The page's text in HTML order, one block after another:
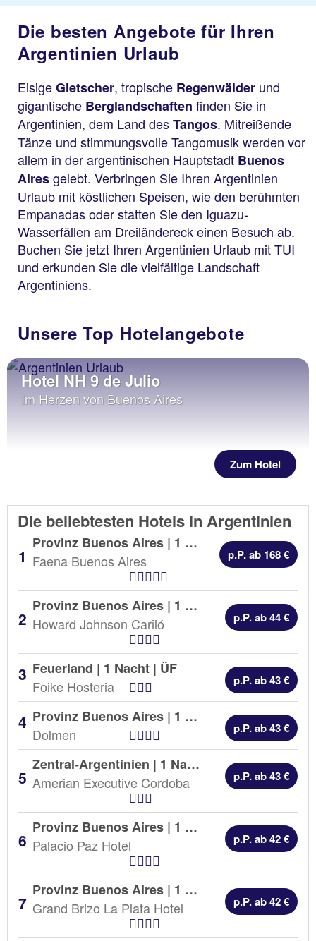
Die besten Angebote für Ihren
Argentinien Urlaub
EisigeGletscher, tropische Regenwälder und
gigantische Berglandschaften finden Sie in
Argentinien, dem Land desTangos. Mitreißende
Tänze und stimmungsvolle Tangomusik werden vor
allem in der argentinischen Hauptstadt Buenos
Airesgelebt. Verbringen Sie Ihren Argentinien
Urlaub mit köstlichen Speisen, wie den berühmten
Empanadas oder statten Sie den Iguazu-
Wasserfällen am Dreiländereck einen Besuch ab.
Buchen Sie jetzt Ihren Argentinien Urlaub mit TUI
und erkunden Sie die vielfältige Landschaft
Argentiniens.
Unsere Top Hotelangebote
Hotel NH 9 de Julio
Im Herzen von Buenos Aires
Zum Hotel
Die beliebtesten Hotels in Argentinien
Provinz Buenos Aires | 1 Nacht |
ÜF
Faena Buenos Aires
p.P. ab 168 €
Provinz Buenos Aires | 1 Nacht |
ÜF
Howard Johnson Cariló
p.P. ab 44 €
Feuerland | 1 Nacht | ÜF
Foike Hosteria
Hotel Kategorienp.P. ab 43 €
Provinz Buenos Aires | 1 Nacht |
ÜF
Dolmen
Hotel Kategorienp.P. ab 43 €
Zentral-Argentinien | 1 Nacht |
ÜF
Amerian Executive Cordoba
p.P. ab 43 €
Provinz Buenos Aires | 1 Nacht |
ÜF
Palacio Paz Hotel
p.P. ab 42 €
Provinz Buenos Aires | 1 Nacht |
ÜF
Grand Brizo La Plata Hotel
p.P. ab 42 €